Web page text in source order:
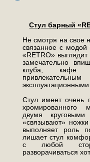
Стул барный
Не смотря на свое
связанное с
«RETRO»
замечательно
клуба, кафе.
эксплуатационными
Стул имеет очень
хромированного
двумя
«связывают»
выполняет роль
лишает стул
с любой
разворачиваться